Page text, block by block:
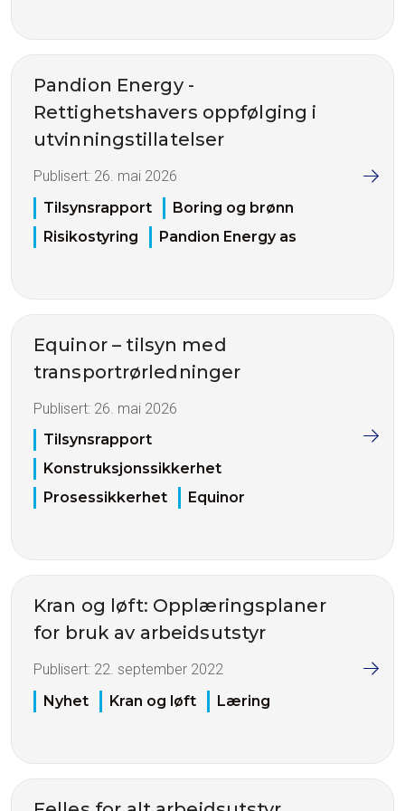
Pandion Energy -
Rettighetshavers oppfølging i
utvinningstillatelser
Publisert: 26. mai 2026
Tilsynsrapport
Boring og brønn
Risikostyring
Pandion Energy as
Equinor – tilsyn med
transportrørledninger
Publisert: 26. mai 2026
Tilsynsrapport
Konstruksjonssikkerhet
Prosessikkerhet
Equinor
Kran og løft: Opplæringsplaner
for bruk av arbeidsutstyr
Publisert: 22. september 2022
Nyhet
Kran og løft Læring